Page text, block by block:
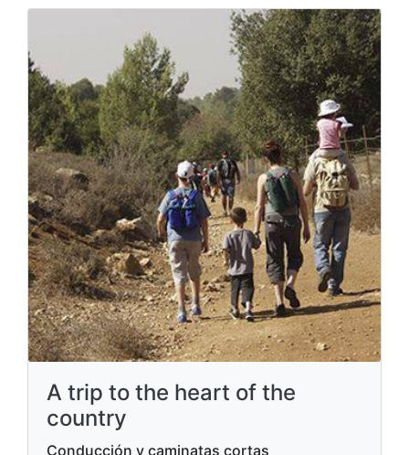
A trip to the heart of the
country
Conducción y caminatas cortas